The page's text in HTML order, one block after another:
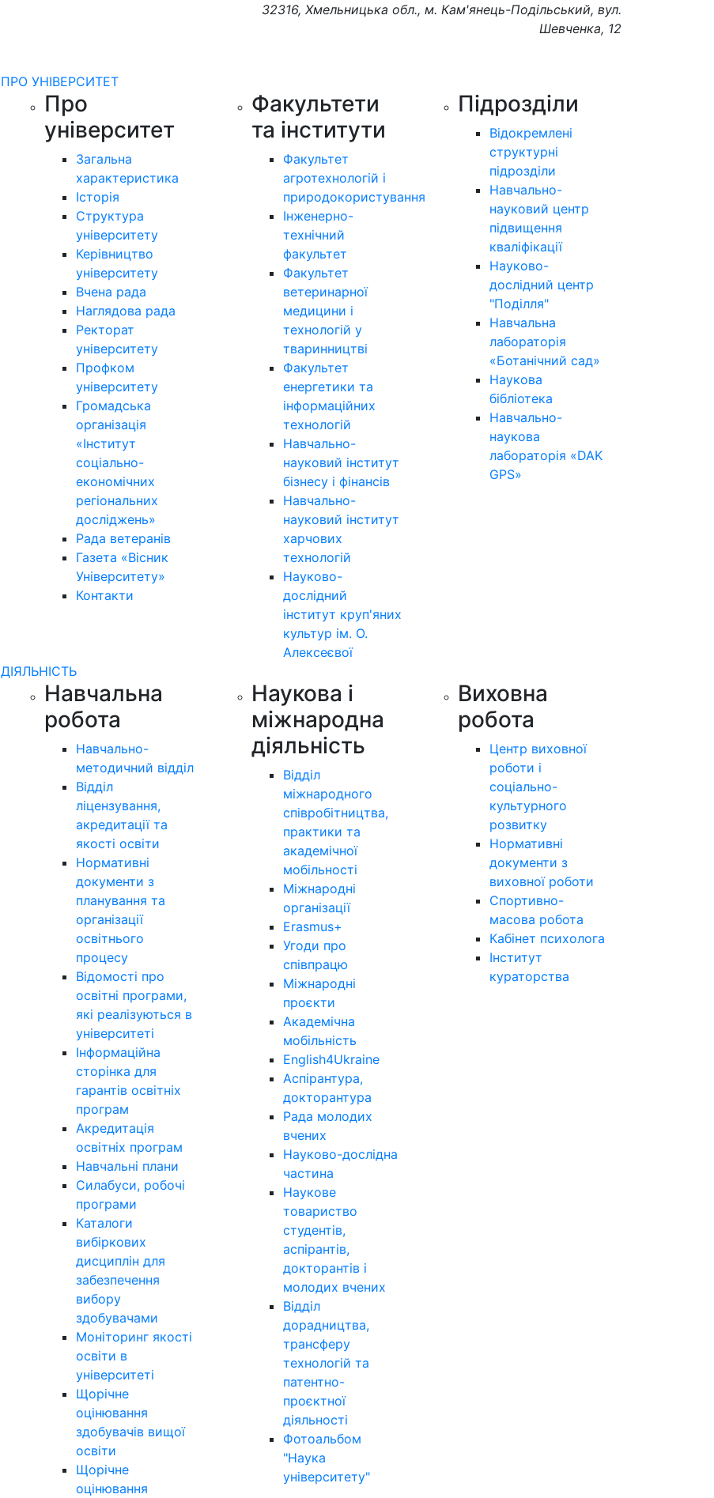
32316, Хмельницька обл., м. Кам'янець-Подільський, вул.
Шевченка, 12
ПРО УНІВЕРСИТЕТ
Про
університет
Загальна
характеристика
Історія
Структура
університету
Керівництво
університету
Вчена рада
Наглядова рада
Ректорат
університету
Профком
університету
Громадська
організація
«Інститут
соціально-
економічних
регіональних
досліджень»
Рада ветеранів
Газета «Вісник
Університету»
Контакти
Факультети
та інститути
Факультет
агротехнологій і
природокористування
Інженерно-
технічний
факультет
Факультет
ветеринарної
медицини і
технологій у
тваринництві
Факультет
енергетики та
інформаційних
технологій
Навчально-
науковий інститут
бізнесу і фінансів
Навчально-
науковий інститут
харчових
технологій
Науково-
дослідний
інститут круп'яних
культур ім. О.
Алексеєвої
Підрозділи
Відокремлені
структурні
підрозділи
Навчально-
науковий центр
підвищення
кваліфікації
Науково-
дослідний центр
"Поділля"
Навчальна
лабораторія
«Ботанічний сад»
Наукова
бібліотека
Навчально-
наукова
лабораторія «DAK
GPS»
ДІЯЛЬНІСТЬ
Навчальна
робота
Навчально-
методичний відділ
Відділ
ліцензування,
акредитації та
якості освіти
Нормативні
документи з
планування та
організації
освітнього
процесу
Відомості про
освітні програми,
які реалізуються в
університеті
Інформаційна
сторінка для
гарантів освітніх
програм
Акредитація
освітніх програм
Навчальні плани
Силабуси, робочі
програми
Каталоги
вибіркових
дисциплін для
забезпечення
вибору
здобувачами
Моніторинг якості
освіти в
університеті
Щорічне
оцінювання
здобувачів вищої
освіти
Щорічне
оцінювання
Наукова і
міжнародна
діяльність
Відділ
міжнародного
співробітництва,
практики та
академічної
мобільності
Міжнародні
організації
Erasmus+
Угоди про
співпрацю
Міжнародні
проєкти
Академічна
мобільність
English4Ukraine
Аспірантура,
докторантура
Рада молодих
вчених
Науково-дослідна
частина
Наукове
товариство
студентів,
аспірантів,
докторантів і
молодих вчених
Відділ
дорадництва,
трансферу
технологій та
патентно-
проєктної
діяльності
Фотоальбом
"Наука
університету"
Виховна
робота
Центр виховної
роботи і
соціально-
культурного
розвитку
Нормативні
документи з
виховної роботи
Спортивно-
масова робота
Кабінет психолога
Інститут
кураторства